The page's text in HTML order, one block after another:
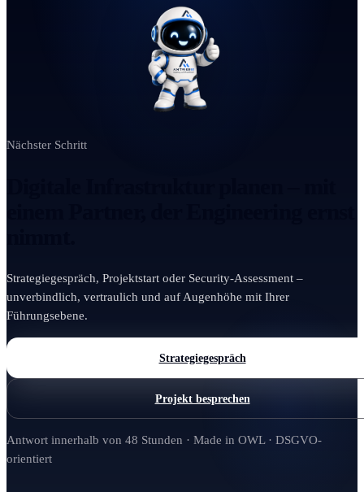
Nächster Schritt
Strategiegespräch, Projektstart oder Security-Assessment –
unverbindlich, vertraulich und auf Augenhöhe mit Ihrer
Führungsebene.
Strategiegespräch
Projekt besprechen
Antwort innerhalb von 48 Stunden · Made in OWL · DSGVO-
orientiert